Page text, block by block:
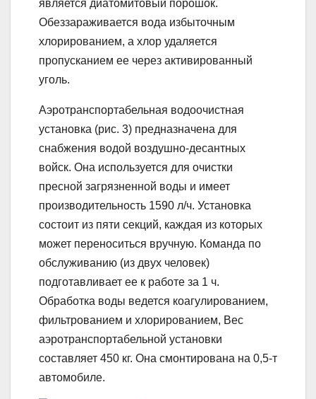
является диатомитовый порошок.
Обеззараживается вода избыточным
хлорированием, а хлор удаляется
пропусканием ее через активированный
уголь.
Аэротранспортабельная водоочистная
установка (рис. 3) предназначена для
снабжения водой воздушно-десантных
войск. Она используется для очистки
пресной загрязненной воды и имеет
производительность 1590 л/ч. Установка
состоит из пяти секций, каждая из которых
может переноситься вручную. Команда по
обслуживанию (из двух человек)
подготавливает ее к работе за 1 ч.
Обработка воды ведется коагулированием,
фильтрованием и хлорированием, Вес
аэротранспортабельной установки
составляет 450 кг. Она смонтирована на 0,5-т
автомобиле.